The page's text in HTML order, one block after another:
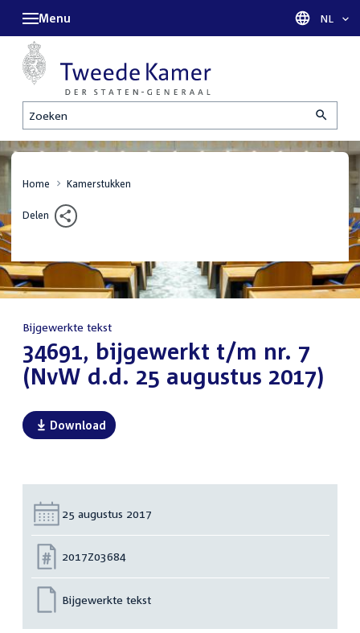
Zoeken
Menu Taal
NL
Home Kamerstukken
Delen
Bijgewerkte tekst
:34691, bijgewerkt t/m nr. 7
(NvW d.d. 25 augustus 2017)
Download
Datum:
25 augustus 2017
Nummer:
2017Z03684
Bijgewerkte tekst